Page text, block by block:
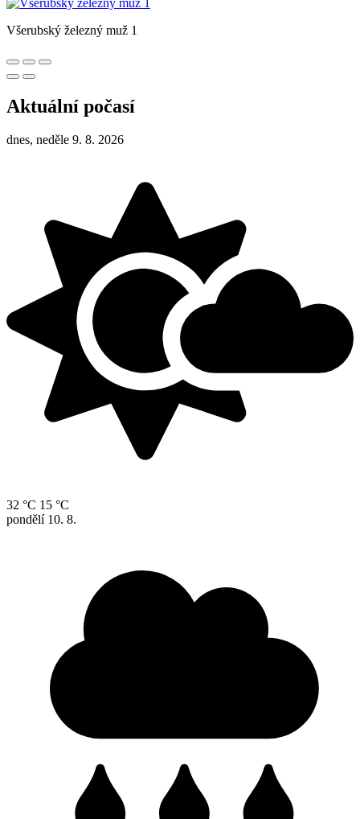
Všerubský železný muž 1
Aktuální počasí
dnes, neděle 9. 8. 2026
32 °C 15 °C
pondělí 10. 8.